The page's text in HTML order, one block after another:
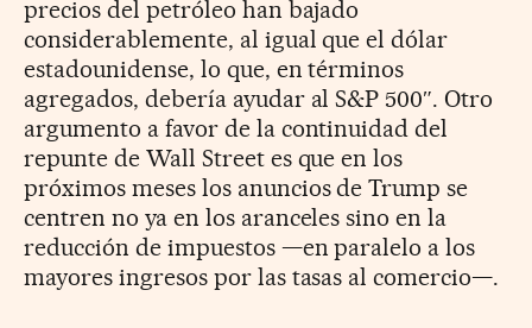
precios del petróleo han bajado
considerablemente, al igual que el dólar
estadounidense, lo que, en términos
agregados, debería ayudar al S&P 500″. Otro
argumento a favor de la continuidad del
repunte de Wall Street es que en los
próximos meses los anuncios de Trump se
centren no ya en los aranceles sino en la
reducción de impuestos —en paralelo a los
mayores ingresos por las tasas al comercio—.